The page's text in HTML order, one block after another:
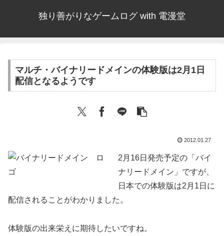
独り善がりなゲームログ with 電漫堂
マルチ・バイナリードメインの体験版は2月1日
配信となるようです
2012.01.27
2月16日発売予定の「バイ
ナリードメイン」ですが、
日本での体験版は2月1日に
配信されることがわかりました。
体験版の出来栄えに期待したいですね。